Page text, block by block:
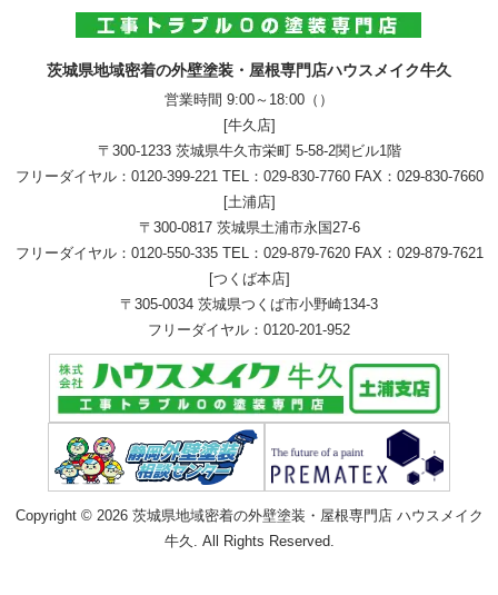
茨城県地域密着の外壁塗装・屋根専門店ハウスメイク牛久
営業時間 9:00～18:00（）
[牛久店]
〒300-1233 茨城県牛久市栄町 5-58-2関ビル1階
フリーダイヤル： 0120-399-221TEL： 029-830-7760FAX：029-830-7660
[土浦店]
〒300-0817 茨城県土浦市永国27-6
フリーダイヤル： 0120-550-335TEL： 029-879-7620FAX：029-879-7621
[つくば本店]
〒305-0034 茨城県つくば市小野崎134-3
フリーダイヤル： 0120-201-952
Copyright © 2026 茨城県地域密着の外壁塗装・屋根専門店 ハウスメイク
牛久. All Rights Reserved.